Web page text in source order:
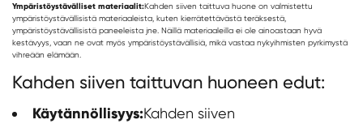
Ympäristöystävälliset materiaalit:Kahden siiven taittuva huone on valmistettu
ympäristöystävällisistä materiaaleista, kuten kierrätettävästä teräksestä,
ympäristöystävällisistä paneeleista jne. Näillä materiaaleilla ei ole ainoastaan hyvä
kestävyys, vaan ne ovat myös ympäristöystävällisiä, mikä vastaa nykyihmisten pyrkimystä
vihreään elämään.
Kahden siiven taittuvan huoneen edut:
Käytännöllisyys:Kahden siiven